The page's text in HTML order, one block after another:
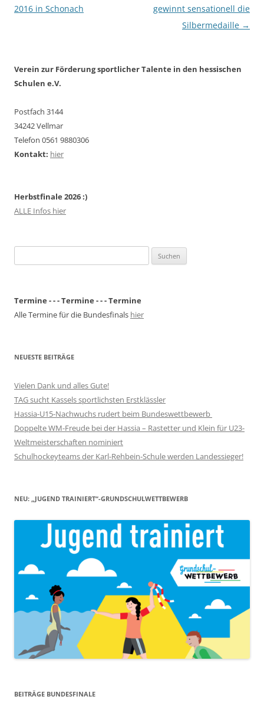
2016 in Schonach
gewinnt sensationell die
Silbermedaille →
Verein zur Förderung sportlicher Talente in den hessischen
Schulen e.V.
Postfach 3144
34242 Vellmar
Telefon 0561 9880306
Kontakt: hier
Herbstfinale 2026 :)
ALLE Infos hier
nach:
Termine - - - Termine - - - Termine
Alle Termine für die Bundesfinals hier
NEUESTE BEITRÄGE
Vielen Dank und alles Gute!
TAG sucht Kassels sportlichsten Erstklässler
Hassia-U15-Nachwuchs rudert beim Bundeswettbewerb
Doppelte WM-Freude bei der Hassia – Rastetter und Klein für U23-
Weltmeisterschaften nominiert
Schulhockeyteams der Karl-Rehbein-Schule werden Landessieger!
NEU: „JUGEND TRAINIERT“-GRUNDSCHULWETTBEWERB
BEITRÄGE BUNDESFINALE